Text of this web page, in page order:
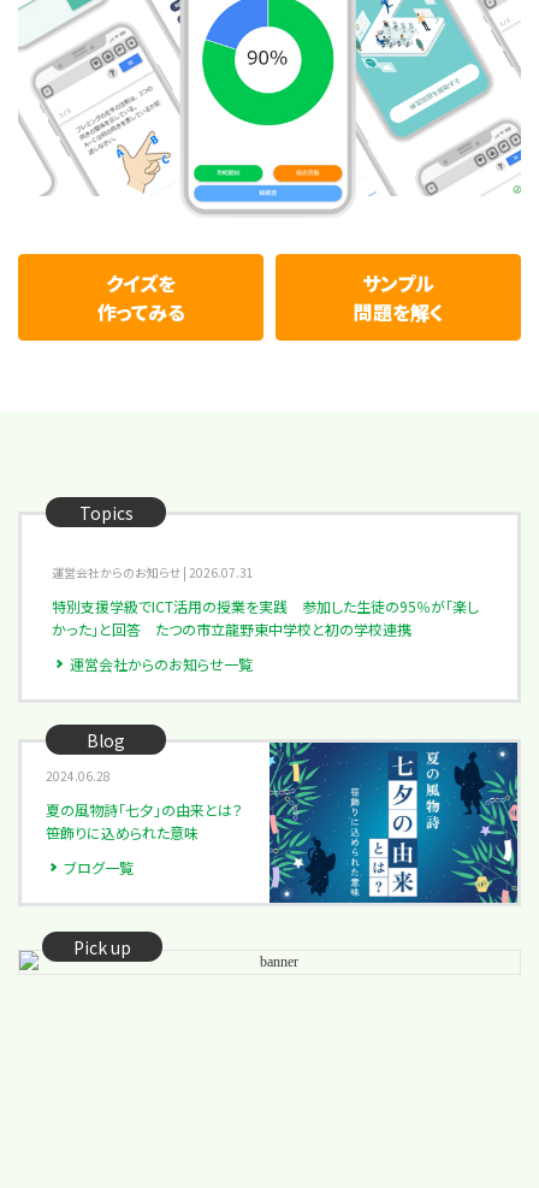
クイズを
作ってみる
サンプル
問題を解く
運営会社からのお知らせ | 2026.07.31
特別支援学級でICT活用の授業を実践 参加した生徒の95％が「楽し
かった」と回答 たつの市立龍野東中学校と初の学校連携
運営会社からのお知らせ一覧
2024.06.28
夏の風物詩「七夕」の由来とは？
笹飾りに込められた意味
ブログ一覧